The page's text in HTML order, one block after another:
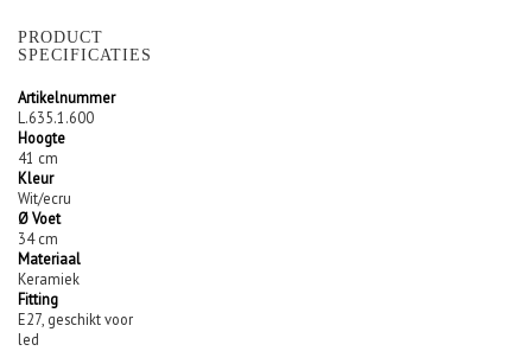
PRODUCT
SPECIFICATIES
Artikelnummer
L.635.1.600
Hoogte
41 cm
Kleur
Wit/ecru
Ø Voet
34 cm
Materiaal
Keramiek
Fitting
E27, geschikt voor
led